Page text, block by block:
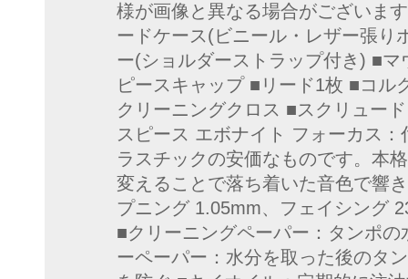
様が画像と異なる場合がございま
ードケース(ビニール・レザー張り
ー(ショルダーストラップ付き) ■
ピースキャップ ■リード1枚 ■コル
クリーニングクロス ■スクリュー
スピース エボナイト フォーカス
ラスチックの安価なものです。本
変えることで落ち着いた音色で響
プニング 1.05mm、フェイシング
■クリーニングペーパー：タンポ
ーペーパー：水分を取った後のタ